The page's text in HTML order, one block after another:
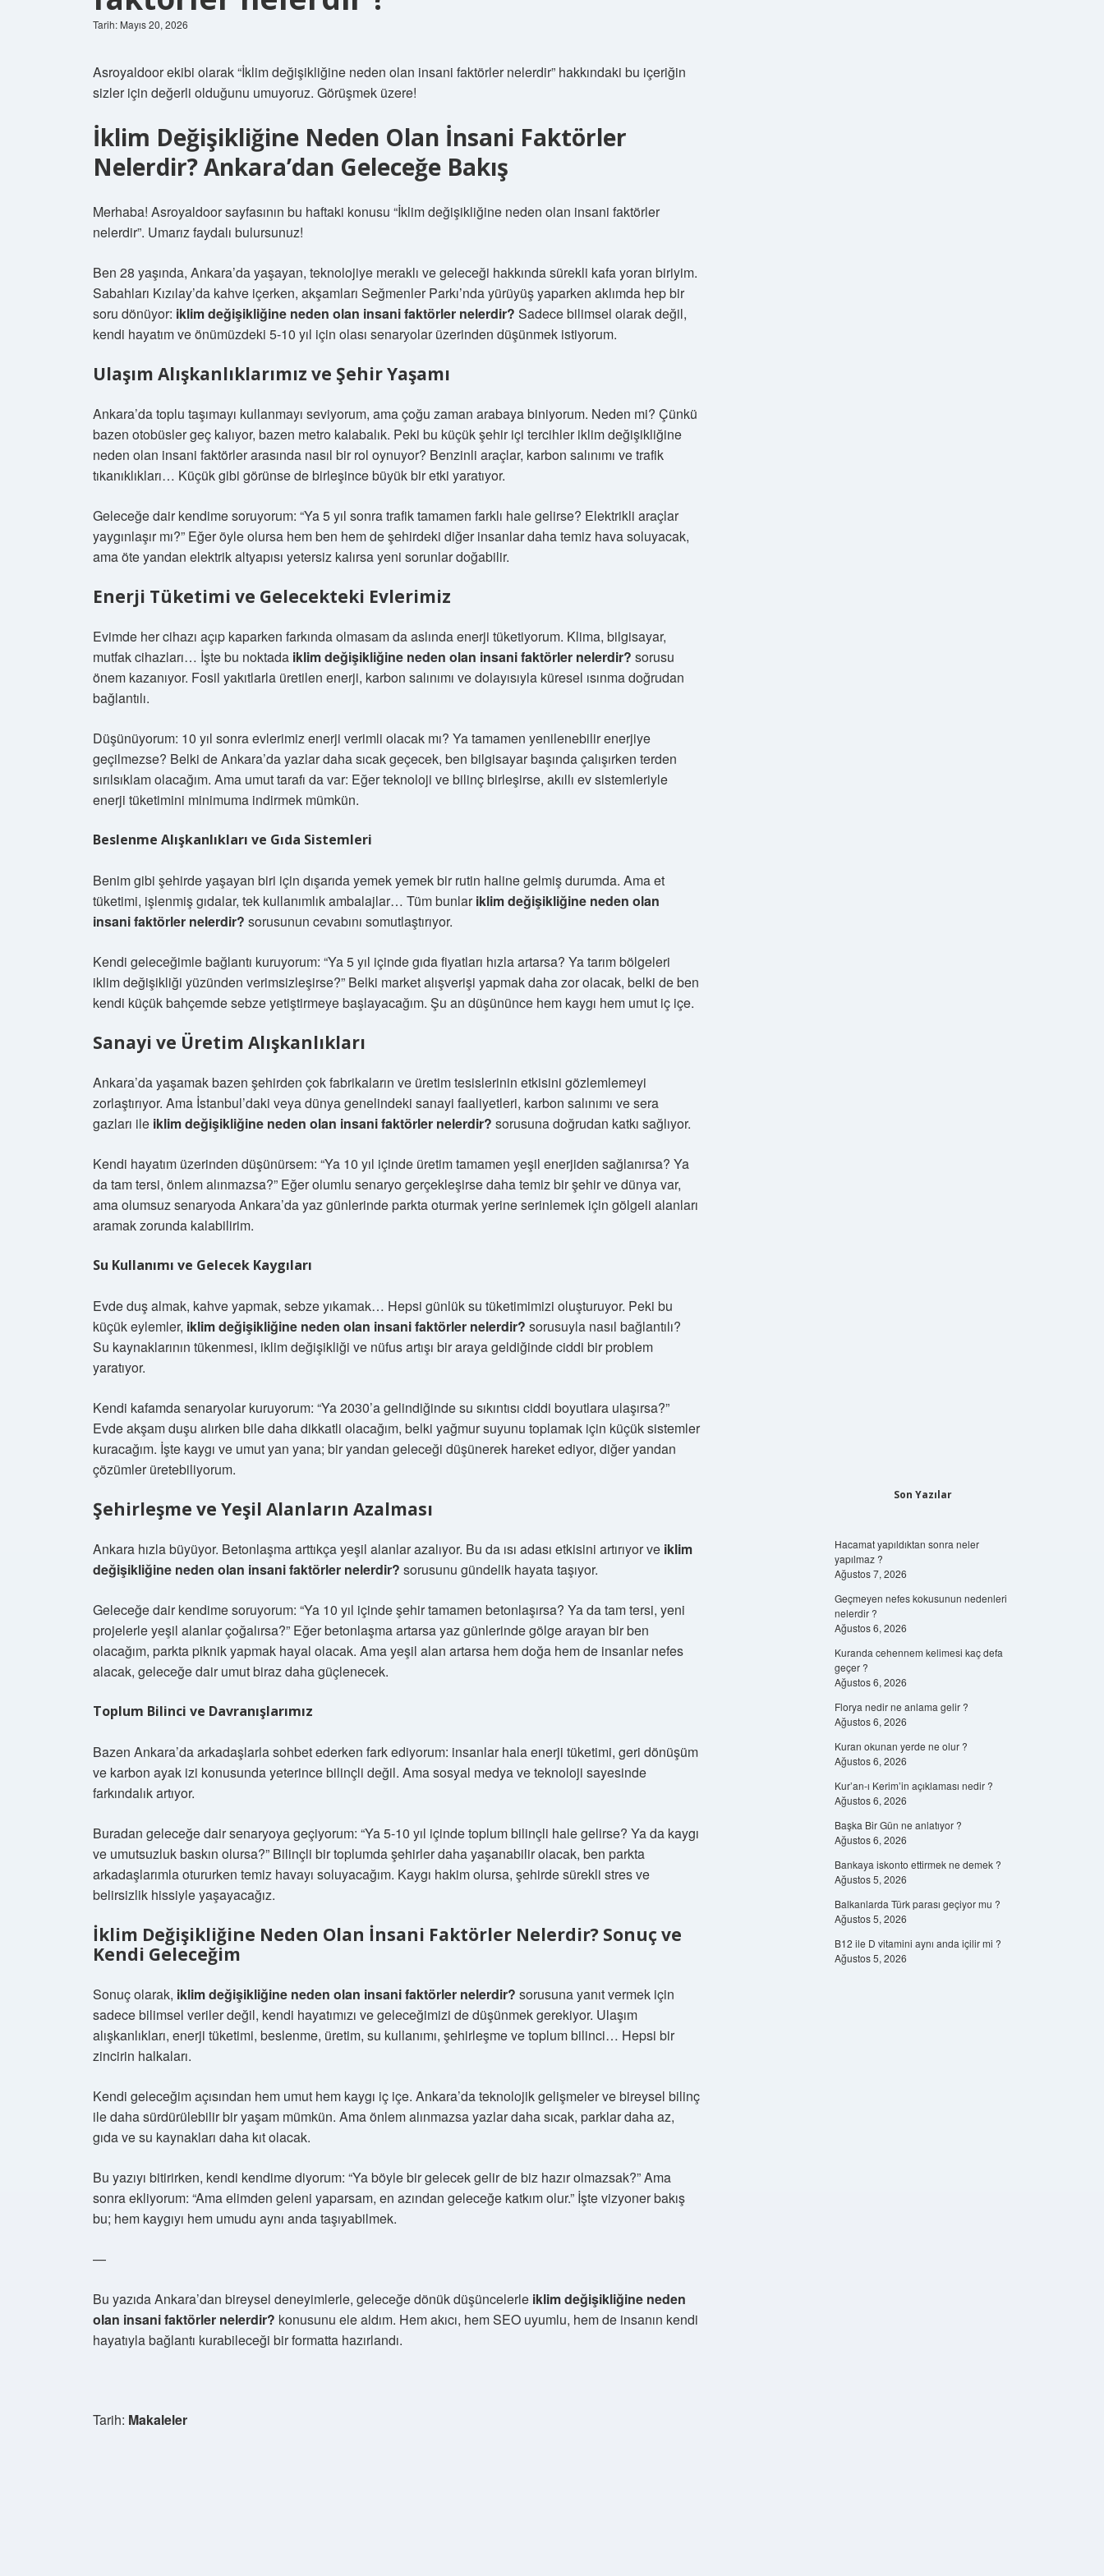
Tarih: Mayıs 20, 2026
Asroyaldoor ekibi olarak “İklim değişikliğine neden olan insani faktörler nelerdir” hakkındaki bu içeriğin
sizler için değerli olduğunu umuyoruz. Görüşmek üzere!
İklim Değişikliğine Neden Olan İnsani Faktörler
Nelerdir? Ankara’dan Geleceğe Bakış
Merhaba! Asroyaldoor sayfasının bu haftaki konusu “İklim değişikliğine neden olan insani faktörler
nelerdir”. Umarız faydalı bulursunuz!
Ben 28 yaşında, Ankara’da yaşayan, teknolojiye meraklı ve geleceği hakkında sürekli kafa yoran biriyim.
Sabahları Kızılay’da kahve içerken, akşamları Seğmenler Parkı’nda yürüyüş yaparken aklımda hep bir
soru dönüyor: iklim değişikliğine neden olan insani faktörler nelerdir? Sadece bilimsel olarak değil,
kendi hayatım ve önümüzdeki 5-10 yıl için olası senaryolar üzerinden düşünmek istiyorum.
Ulaşım Alışkanlıklarımız ve Şehir Yaşamı
Ankara’da toplu taşımayı kullanmayı seviyorum, ama çoğu zaman arabaya biniyorum. Neden mi? Çünkü
bazen otobüsler geç kalıyor, bazen metro kalabalık. Peki bu küçük şehir içi tercihler iklim değişikliğine
neden olan insani faktörler arasında nasıl bir rol oynuyor? Benzinli araçlar, karbon salınımı ve trafik
tıkanıklıkları… Küçük gibi görünse de birleşince büyük bir etki yaratıyor.
Geleceğe dair kendime soruyorum: “Ya 5 yıl sonra trafik tamamen farklı hale gelirse? Elektrikli araçlar
yaygınlaşır mı?” Eğer öyle olursa hem ben hem de şehirdeki diğer insanlar daha temiz hava soluyacak,
ama öte yandan elektrik altyapısı yetersiz kalırsa yeni sorunlar doğabilir.
Enerji Tüketimi ve Gelecekteki Evlerimiz
Evimde her cihazı açıp kaparken farkında olmasam da aslında enerji tüketiyorum. Klima, bilgisayar,
mutfak cihazları… İşte bu noktada iklim değişikliğine neden olan insani faktörler nelerdir? sorusu
önem kazanıyor. Fosil yakıtlarla üretilen enerji, karbon salınımı ve dolayısıyla küresel ısınma doğrudan
bağlantılı.
Düşünüyorum: 10 yıl sonra evlerimiz enerji verimli olacak mı? Ya tamamen yenilenebilir enerjiye
geçilmezse? Belki de Ankara’da yazlar daha sıcak geçecek, ben bilgisayar başında çalışırken terden
sırılsıklam olacağım. Ama umut tarafı da var: Eğer teknoloji ve bilinç birleşirse, akıllı ev sistemleriyle
enerji tüketimini minimuma indirmek mümkün.
Beslenme Alışkanlıkları ve Gıda Sistemleri
Benim gibi şehirde yaşayan biri için dışarıda yemek yemek bir rutin haline gelmiş durumda. Ama et
tüketimi, işlenmiş gıdalar, tek kullanımlık ambalajlar… Tüm bunlariklim değişikliğine neden olan
insani faktörler nelerdir? sorusunun cevabını somutlaştırıyor.
Kendi geleceğimle bağlantı kuruyorum: “Ya 5 yıl içinde gıda fiyatları hızla artarsa? Ya tarım bölgeleri
iklim değişikliği yüzünden verimsizleşirse?” Belki market alışverişi yapmak daha zor olacak, belki de ben
kendi küçük bahçemde sebze yetiştirmeye başlayacağım. Şu an düşününce hem kaygı hem umut iç içe.
Sanayi ve Üretim Alışkanlıkları
Ankara’da yaşamak bazen şehirden çok fabrikaların ve üretim tesislerinin etkisini gözlemlemeyi
zorlaştırıyor. Ama İstanbul’daki veya dünya genelindeki sanayi faaliyetleri, karbon salınımı ve sera
gazları ile iklim değişikliğine neden olan insani faktörler nelerdir? sorusuna doğrudan katkı sağlıyor.
Kendi hayatım üzerinden düşünürsem: “Ya 10 yıl içinde üretim tamamen yeşil enerjiden sağlanırsa? Ya
da tam tersi, önlem alınmazsa?” Eğer olumlu senaryo gerçekleşirse daha temiz bir şehir ve dünya var,
ama olumsuz senaryoda Ankara’da yaz günlerinde parkta oturmak yerine serinlemek için gölgeli alanları
aramak zorunda kalabilirim.
Su Kullanımı ve Gelecek Kaygıları
Evde duş almak, kahve yapmak, sebze yıkamak… Hepsi günlük su tüketimimizi oluşturuyor. Peki bu
küçük eylemler, iklim değişikliğine neden olan insani faktörler nelerdir? sorusuyla nasıl bağlantılı?
Su kaynaklarının tükenmesi, iklim değişikliği ve nüfus artışı bir araya geldiğinde ciddi bir problem
yaratıyor.
Kendi kafamda senaryolar kuruyorum: “Ya 2030’a gelindiğinde su sıkıntısı ciddi boyutlara ulaşırsa?”
Evde akşam duşu alırken bile daha dikkatli olacağım, belki yağmur suyunu toplamak için küçük sistemler
kuracağım. İşte kaygı ve umut yan yana; bir yandan geleceği düşünerek hareket ediyor, diğer yandan
çözümler üretebiliyorum.
Şehirleşme ve Yeşil Alanların Azalması
Ankara hızla büyüyor. Betonlaşma arttıkça yeşil alanlar azalıyor. Bu da ısı adası etkisini artırıyor ve iklim
değişikliğine neden olan insani faktörler nelerdir? sorusunu gündelik hayata taşıyor.
Geleceğe dair kendime soruyorum: “Ya 10 yıl içinde şehir tamamen betonlaşırsa? Ya da tam tersi, yeni
projelerle yeşil alanlar çoğalırsa?” Eğer betonlaşma artarsa yaz günlerinde gölge arayan bir ben
olacağım, parkta piknik yapmak hayal olacak. Ama yeşil alan artarsa hem doğa hem de insanlar nefes
alacak, geleceğe dair umut biraz daha güçlenecek.
Toplum Bilinci ve Davranışlarımız
Bazen Ankara’da arkadaşlarla sohbet ederken fark ediyorum: insanlar hala enerji tüketimi, geri dönüşüm
ve karbon ayak izi konusunda yeterince bilinçli değil. Ama sosyal medya ve teknoloji sayesinde
farkındalık artıyor.
Buradan geleceğe dair senaryoya geçiyorum: “Ya 5-10 yıl içinde toplum bilinçli hale gelirse? Ya da kaygı
ve umutsuzluk baskın olursa?” Bilinçli bir toplumda şehirler daha yaşanabilir olacak, ben parkta
arkadaşlarımla otururken temiz havayı soluyacağım. Kaygı hakim olursa, şehirde sürekli stres ve
belirsizlik hissiyle yaşayacağız.
İklim Değişikliğine Neden Olan İnsani Faktörler Nelerdir? Sonuç ve
Kendi Geleceğim
Sonuç olarak, iklim değişikliğine neden olan insani faktörler nelerdir? sorusuna yanıt vermek için
sadece bilimsel veriler değil, kendi hayatımızı ve geleceğimizi de düşünmek gerekiyor. Ulaşım
alışkanlıkları, enerji tüketimi, beslenme, üretim, su kullanımı, şehirleşme ve toplum bilinci… Hepsi bir
zincirin halkaları.
Kendi geleceğim açısından hem umut hem kaygı iç içe. Ankara’da teknolojik gelişmeler ve bireysel bilinç
ile daha sürdürülebilir bir yaşam mümkün. Ama önlem alınmazsa yazlar daha sıcak, parklar daha az,
gıda ve su kaynakları daha kıt olacak.
Bu yazıyı bitirirken, kendi kendime diyorum: “Ya böyle bir gelecek gelir de biz hazır olmazsak?” Ama
sonra ekliyorum: “Ama elimden geleni yaparsam, en azından geleceğe katkım olur.” İşte vizyoner bakış
bu; hem kaygıyı hem umudu aynı anda taşıyabilmek.
—
Bu yazıda Ankara’dan bireysel deneyimlerle, geleceğe dönük düşüncelerle iklim değişikliğine neden
olan insani faktörler nelerdir? konusunu ele aldım. Hem akıcı, hem SEO uyumlu, hem de insanın kendi
hayatıyla bağlantı kurabileceği bir formatta hazırlandı.
Tarih: Makaleler
Son Yazılar
Hacamat yapıldıktan sonra neler
yapılmaz ?
Ağustos 7, 2026
Geçmeyen nefes kokusunun nedenleri
nelerdir ?
Ağustos 6, 2026
Kuranda cehennem kelimesi kaç defa
geçer ?
Ağustos 6, 2026
Florya nedir ne anlama gelir ?
Ağustos 6, 2026
Kuran okunan yerde ne olur ?
Ağustos 6, 2026
Kur’an-ı Kerim’in açıklaması nedir ?
Ağustos 6, 2026
Başka Bir Gün ne anlatıyor ?
Ağustos 6, 2026
Bankaya iskonto ettirmek ne demek ?
Ağustos 5, 2026
Balkanlarda Türk parası geçiyor mu ?
Ağustos 5, 2026
B12 ile D vitamini aynı anda içilir mi ?
Ağustos 5, 2026